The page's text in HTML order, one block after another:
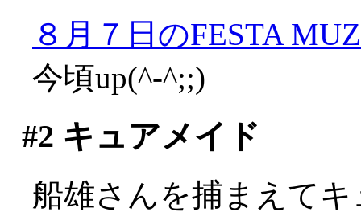
８月７日のFESTA
今頃up(^-^;;)
#2 キュアメイド
船雄さんを捕まえて